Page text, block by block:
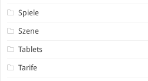
Spiele
Szene
Tablets
Tarife